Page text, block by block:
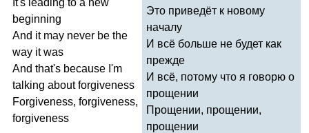
beginning
And it may never be the
way it was
And that's because I'm
talking about forgiveness
Forgiveness, forgiveness,
forgiveness
Это приведёт к новому
началу
И всё больше не будет как
прежде
И всё, потому что я говорю о
прощении
Прощении, прощении,
прощении